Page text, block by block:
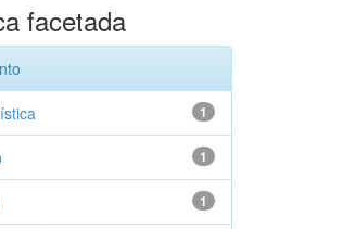
facetada
1
1
1